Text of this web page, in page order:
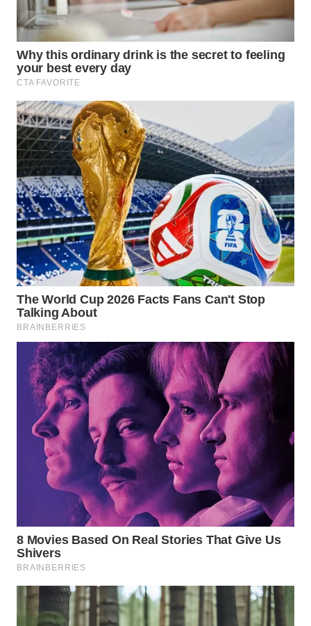
WN
INDRAMAYU
WN
KUNINGAN
WN
MAJALENGKA
WN
SUBANG
WN
SUKABUMI
WN
PURWAKARTA
WN
TIMUR
WN
SEMARANG
WN
SOLO
WN
BOROBUDUR
WN
MADURA
SURABAYA